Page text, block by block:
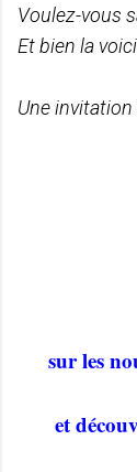
Voulez-vous
Et bien la
Une invitation
sur les
et